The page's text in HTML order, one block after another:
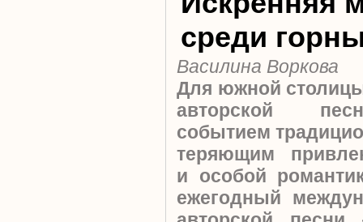
среди
Василина Воркова
Для южной
авторской
событием
теряющим
и особой
ежегодный